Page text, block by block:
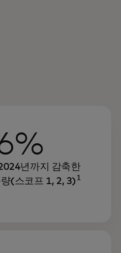
년까지 감축한
(스코프 1, 2, 3)1